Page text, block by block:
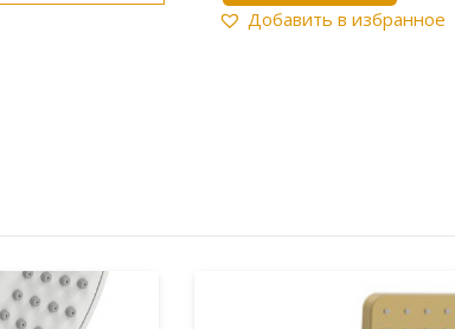
товараДобавить в избранное